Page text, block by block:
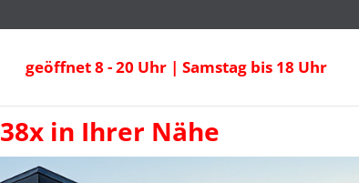
geöffnet 8 - 20 Uhr | Samstag bis 18 Uhr
38x in Ihrer Nähe